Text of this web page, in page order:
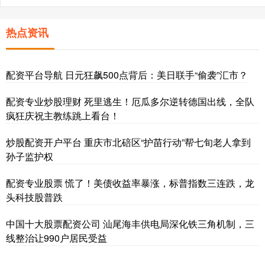
热点资讯
配资平台导航 日元狂飙500点背后：美日联手“偷袭”汇市？
配资专业炒股理财 死里逃生！厄瓜多尔逆转德国出线，全队
疯狂庆祝主教练跳上看台！
炒股配资开户平台 重庆市北碚区“护苗行动”帮七旬老人拿到
孙子监护权
配资专业股票 慌了！美债收益率暴涨，标普指数三连跌，龙
头科技股普跌
中国十大股票配资公司 汕尾海丰供电局深化铁三角机制，三
线整治让990户居民受益